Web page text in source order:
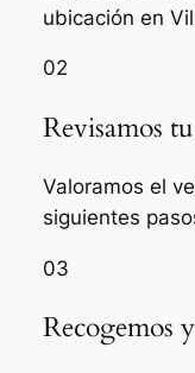
ubicación en
02
Revisamos
Valoramos el
siguientes
03
Recogemos